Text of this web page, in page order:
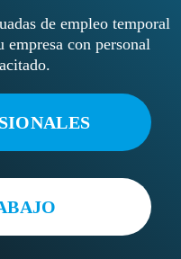
de empleo temporal
con personal